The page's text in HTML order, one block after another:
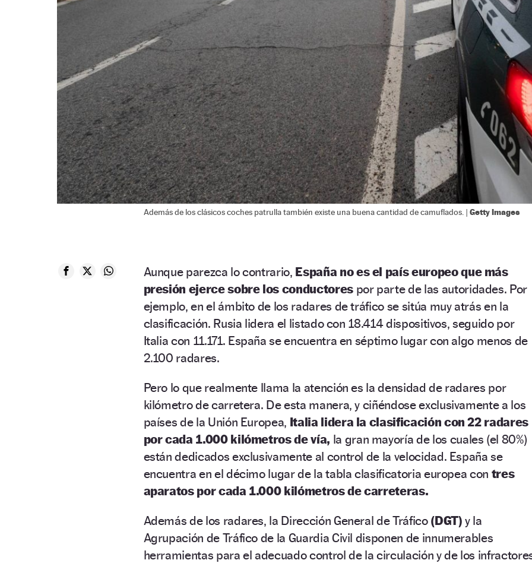
Además de los clásicos coches patrulla también existe una buena cantidad de camuflados. | Getty Images
Aunque parezca lo contrario, España no es el país europeo que más
presión ejerce sobre los conductorespor parte de las autoridades. Por
ejemplo, en el ámbito de los radares de tráfico se sitúa muy atrás en la
clasificación. Rusia lidera el listado con 18.414 dispositivos, seguido por
Italia con 11.171. España se encuentra en séptimo lugar con algo menos de
2.100 radares.
Pero lo que realmente llama la atención es la densidad de radares por
kilómetro de carretera. De esta manera, y ciñéndose exclusivamente a los
países de la Unión Europea, Italia lidera la clasificación con 22 radares
por cada 1.000 kilómetros de vía, la gran mayoría de los cuales (el 80%)
están dedicados exclusivamente al control de la velocidad. España se
encuentra en el décimo lugar de la tabla clasificatoria europea con tres
aparatos por cada 1.000 kilómetros de carreteras.
Además de los radares, la Dirección General de Tráfico (DGT) y la
Agrupación de Tráfico de la Guardia Civil disponen de innumerables
herramientas para el adecuado control de la circulación y de los